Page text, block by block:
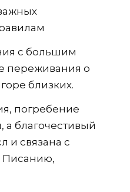
с большим
переживания о
близких.
погребение
а благочестивый
и связана с
Писанию,